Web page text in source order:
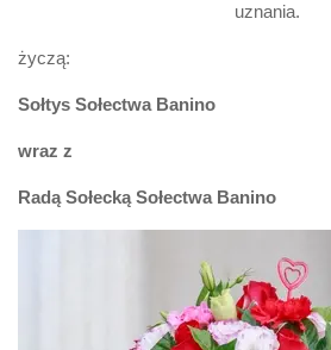
uznania.
życzą:
Sołtys Sołectwa Banino
wraz z
Radą Sołecką Sołectwa Banino